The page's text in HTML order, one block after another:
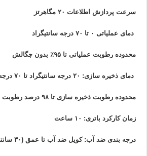
سرعت پردازش اطلاعات ۲۰ مگاهرتز
دمای عملیاتی ۰ تا ۷۰ درجه سانتیگراد
محدوده رطوبت عملیاتی تا ۹۵٪ بدون چگالش
دمای ذخیره سازی: ۲۰ درجه سانتیگراد تا ۷۰ درجه سانتیگراد
محدوده رطوبت ذخیره سازی تا ۹۸ درصد رطوبت نسبی
زمان کارکرد باتری: ۱۰ ساعت
درجه بندی ضد آب: کویل ضد آب تا عمق (۳۰ سانتی متر)